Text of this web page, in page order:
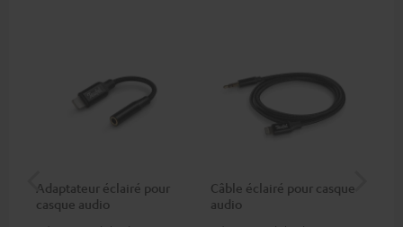
Adaptateur éclairé pour
casque audio
Câble éclairé pour casque
audio